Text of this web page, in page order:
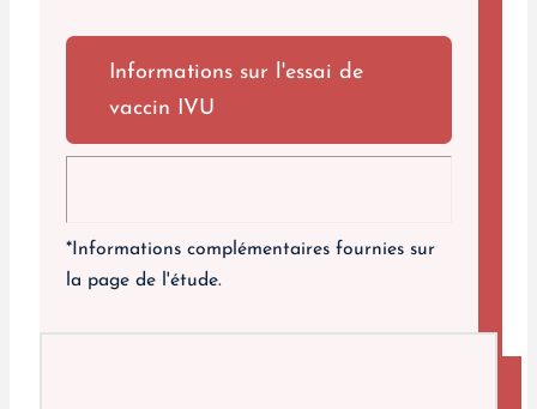
Informations sur l'essai de
vaccin IVU
*Informations complémentaires fournies sur
la page de l'étude.